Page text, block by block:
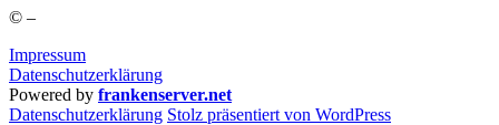
© –
Impressum
Datenschutzerklärung
Powered by frankenserver.net
Daten­schutz­er­klä­rung Stolz präsentiert von WordPress